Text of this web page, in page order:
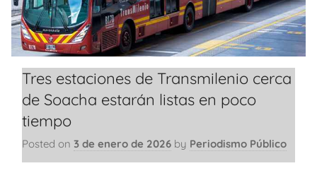
Tres estaciones de Transmilenio cerca
de Soacha estarán listas en poco
tiempo
Posted on 3 de enero de 2026 by Periodismo Público